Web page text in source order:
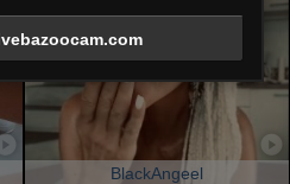
BlackAngeel